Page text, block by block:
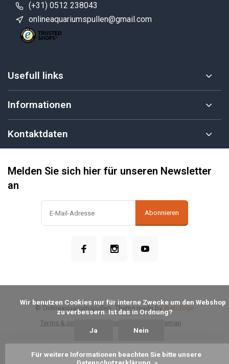
Zum Warenkorb hinzufügen
(+31) 0512 238043
onlineaquariumspullen@gmail.com
Usefull links
Informationen
Kontaktdaten
Melden Sie sich hier für unseren Newsletter
an
Abonnieren
Terms & conditions Privacy Policy Sitemap
© Onlineaquariumspullen- Theme made by Webdinge
zu verbessern. Ist das in Ordnung?
Ja Nein
Für weitere Informationen beachten Sie bitte unsere